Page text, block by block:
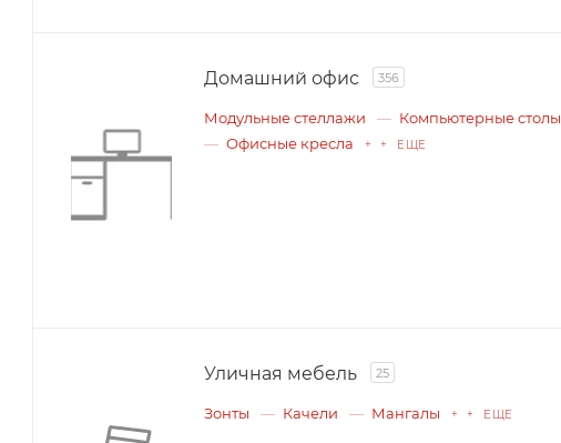
Домашний офис 356
Модульные стеллажи
Компьютерные столы
Офисные кресла
+ + ЕЩЕ
Уличная мебель 25
Зонты Качели Мангалы + + ЕЩЕ